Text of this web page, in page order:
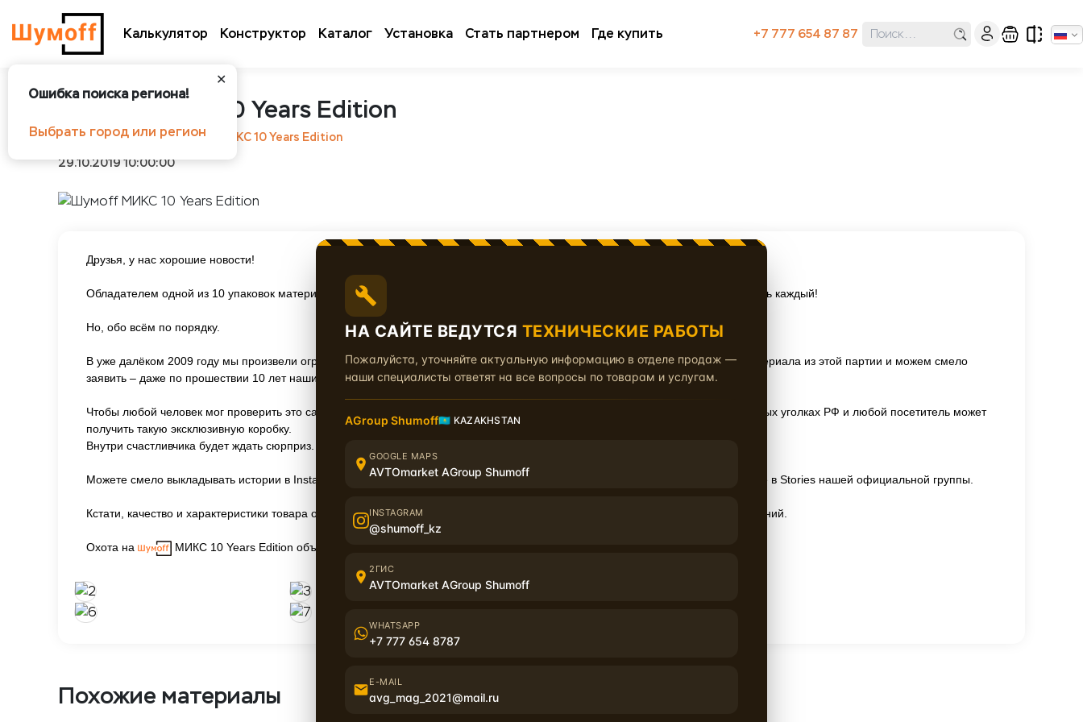
Калькулятор Конструктор Каталог Установка Стать партнером Где купить +7 777 654 87 87
✕
Ошибка поиска региона!
Выбрать город или регион
Шумoff МИКС 10 Years Edition
Шумоff Новости
Шумoff МИКС 10 Years Edition
29.10.2019 10:00:00
Друзья, у нас хорошие новости!
Обладателем одной из 10 упаковок материала из уникальной партии вибродемпфера МИКС 10 Years Edition может стать каждый!
Но, обо всём по порядку.
В уже далёком 2009 году мы произвели ограниченную партию материала
МИКС. Ежегодно мы проверяли свойства материала из этой партии и можем смело
заявить – даже по прошествии 10 лет наши материалы не теряют свои свойства!
Чтобы любой человек мог проверить это самостоятельно, мы решили отправить эти материалы нашим представителям в разных уголках РФ и любой посетитель может
получить такую эксклюзивную коробку.
Внутри счастливчика будет ждать сюрприз. Какой? Скоро узнаем.
Можете смело выкладывать истории в Instagram с хэштегом # Микс10лет, отмечать @shumoff_official и вы точно попадете в Stories нашей официальной группы.
Кстати, качество и характеристики товара остались неизменными, что подтверждают результаты проведенных нами исследований.
Охота на МИКС 10 Years Edition объявляется открытой. Желаем удачи!
Похожие материалы
НА САЙТЕ ВЕДУТСЯ ТЕХНИЧЕСКИЕ РАБОТЫ
Пожалуйста, уточняйте актуальную информацию в отделе продаж —
наши специалисты ответят на все вопросы по товарам и услугам.
AGroup Shumoff🇰🇿 KAZAKHSTAN
GOOGLE MAPS
AVTOmarket AGroup Shumoff
INSTAGRAM
@shumoff_kz
2ГИС
AVTOmarket AGroup Shumoff
WHATSAPP
+7 777 654 8787
E-MAIL
avg_mag_2021@mail.ru